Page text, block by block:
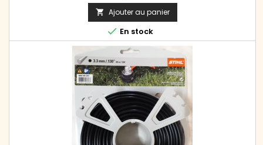
 Ajouter au panier
 En stock